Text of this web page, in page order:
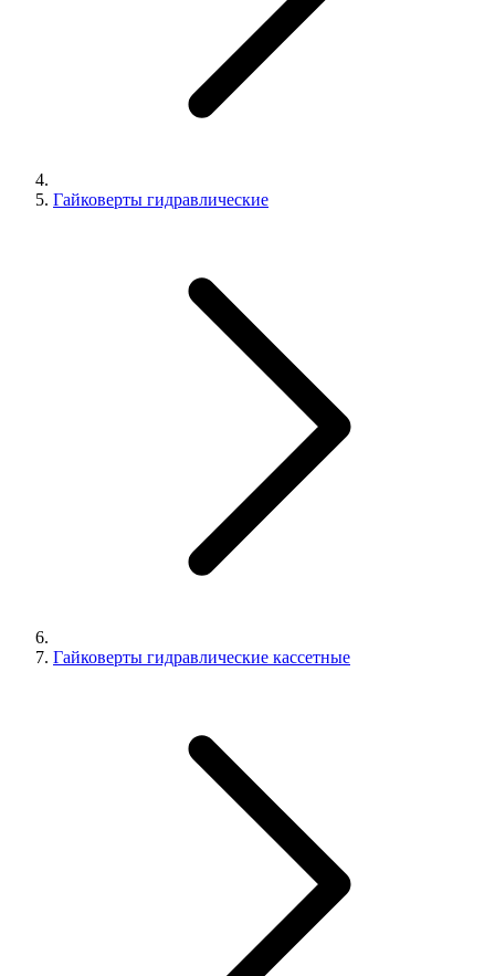
Гайковерты гидравлические
Гайковерты гидравлические кассетные